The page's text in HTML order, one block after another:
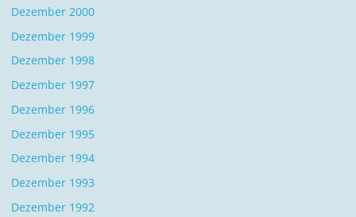
Dezember 2000
Dezember 1999
Dezember 1998
Dezember 1997
Dezember 1996
Dezember 1995
Dezember 1994
Dezember 1993
Dezember 1992